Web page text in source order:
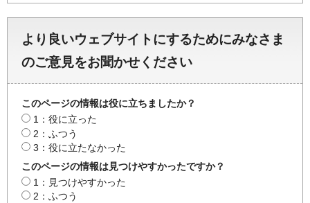
より良いウェブサイトにするためにみなさま
のご意見をお聞かせください
このページの情報は役に立ちましたか？
1：役に立った
2：ふつう
3：役に立たなかった
このページの情報は見つけやすかったですか？
1：見つけやすかった
2：ふつう